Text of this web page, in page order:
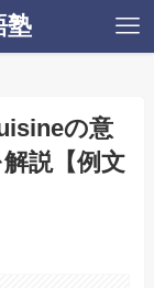
塾
の意
説【例文